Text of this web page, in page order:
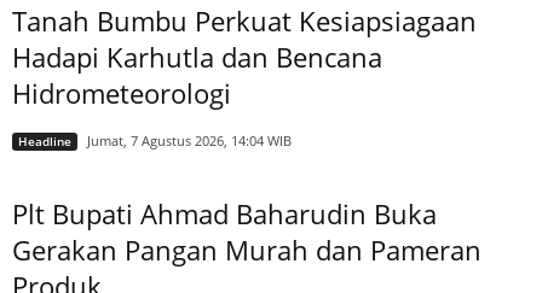
Tanah Bumbu Perkuat Kesiapsiagaan
Hadapi Karhutla dan Bencana
Hidrometeorologi
Headline Jumat, 7 Agustus 2026, 14:04 WIB
Plt Bupati Ahmad Baharudin Buka
Gerakan Pangan Murah dan Pameran